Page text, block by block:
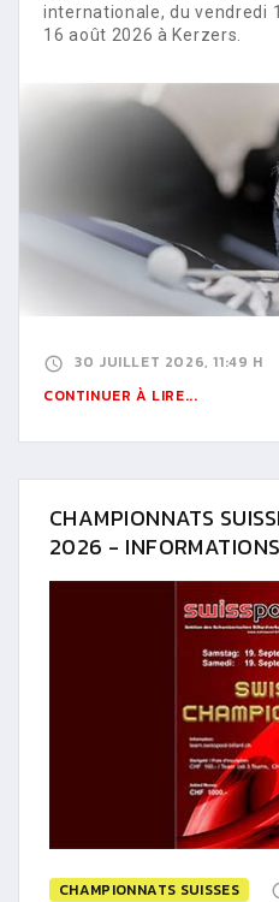
internationale, du vendredi
16 août 2026 à Kerzers.
30 JUILLET 2026, 11:49 H
CONTINUER À LIRE...
CHAMPIONNATS
2026 -
CHAMPIONNATS SUISSES